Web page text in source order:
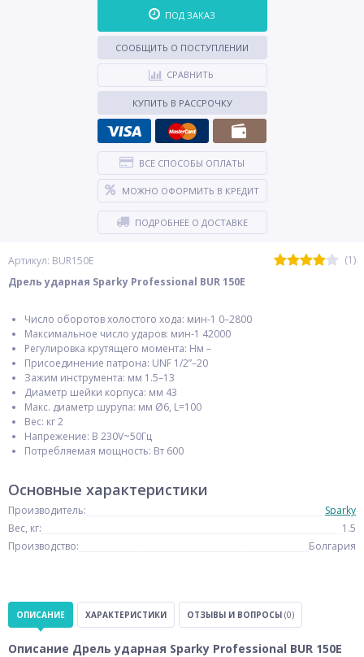
Артикул: BUR150E
(1)
Дрель ударная Sparky Professional BUR 150E
Число оборотов холостого хода: мин-1 0–2800
Максимальное число ударов: мин-1 42000
Регулировка крутящего момента: Нм –
Присоединение патрона: UNF 1/2”–20
Зажим инструмента: мм 1.5–13
Диаметр шейки корпуса: мм 43
Макс. диаметр шурупа: мм Ø6, L=100
Вес: кг 2
Напрежение: В 230V~50Гц
Потребляемая мощность: Вт 600
ПОД ЗАКАЗ
СООБЩИТЬ О ПОСТУПЛЕНИИ
СРАВНИТЬ
КУПИТЬ В РАССРОЧКУ
ВСЕ СПОСОБЫ ОПЛАТЫ
МОЖНО ОФОРМИТЬ В КРЕДИТ
ПОДРОБНЕЕ О ДОСТАВКЕ
Основные характеристики
Производитель:
Sparky
Вес, кг:
1.5
Производство:
Болгария
ОПИСАНИЕ ХАРАКТЕРИСТИКИ ОТЗЫВЫ И ВОПРОСЫ (0)
Описание Дрель ударная Sparky Professional BUR 150E